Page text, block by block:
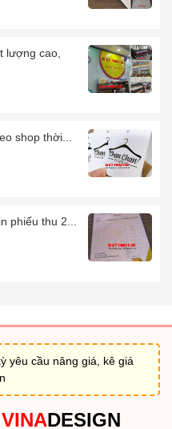
lượng cao,
shop thời...
phiếu thu 2...
yêu cầu nâng giá, kê giá
VINADESIGN